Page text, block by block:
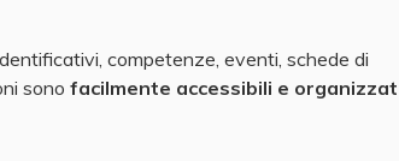
competenze, eventi, schede di
sono facilmente accessibili e